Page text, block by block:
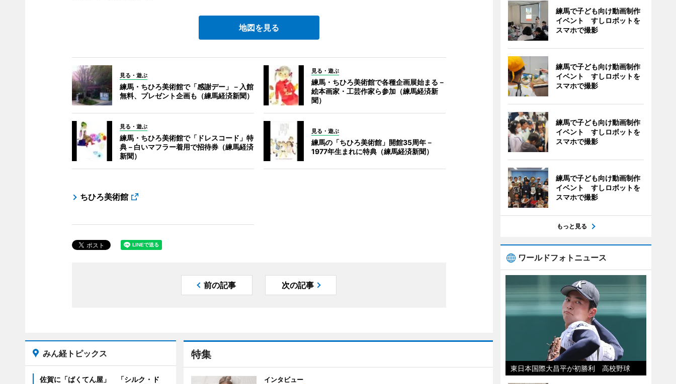
地図を見る
見る・遊ぶ
練馬・ちひろ美術館で「感謝デー」－入館
無料、プレゼント企画も（練馬経済新聞）
見る・遊ぶ
練馬・ちひろ美術館で各種企画展始まる－
絵本画家・工芸作家ら参加（練馬経済新
聞）
見る・遊ぶ
練馬・ちひろ美術館で「ドレスコード」特
典－白いマフラー着用で招待券（練馬経済
新聞）
見る・遊ぶ
練馬の「ちひろ美術館」開館35周年－
1977年生まれに特典（練馬経済新聞）
ちひろ美術館
前の記事 次の記事
特集
インタビュー
みん経トピックス
佐賀に「ばくてん屋」 「シルク・ド
練馬で子ども向け動画制作
イベント すしロボットを
スマホで撮影
練馬で子ども向け動画制作
イベント すしロボットを
スマホで撮影
練馬で子ども向け動画制作
イベント すしロボットを
スマホで撮影
練馬で子ども向け動画制作
イベント すしロボットを
スマホで撮影
もっと見る
ワールドフォトニュース
東日本国際大昌平が初勝利 高校野球